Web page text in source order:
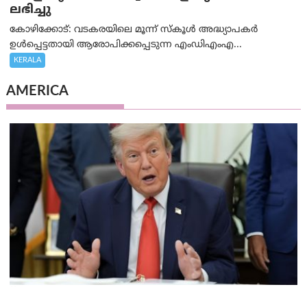
ലഭിച്ചു
കോഴിക്കോട്: വടകരയിലെ മൂന്ന് സ്കൂൾ അദ്ധ്യാപകർ
ഉൾപ്പെട്ടതായി ആരോപിക്കപ്പെടുന്ന എംഡിഎംഎ...
KERALA
AMERICA